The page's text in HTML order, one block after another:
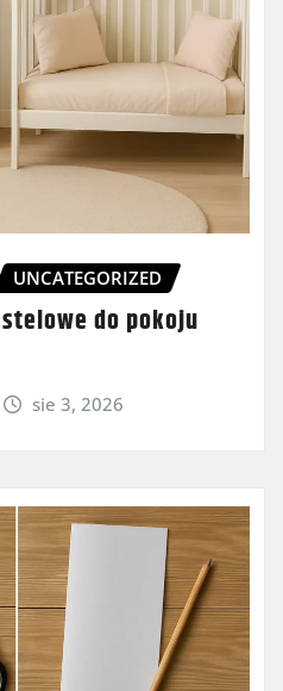
UNCATEGORIZED
do pokoju
sie 3, 2026